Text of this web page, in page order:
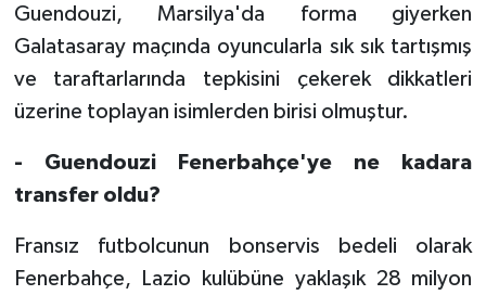
Guendouzi, Marsilya'da forma giyerken
Galatasaray maçında oyuncularla sık sık tartışmış
ve taraftarlarında tepkisini çekerek dikkatleri
üzerine toplayan isimlerden birisi olmuştur.
- Guendouzi Fenerbahçe'ye ne kadara
transfer oldu?
Fransız futbolcunun bonservis bedeli olarak
Fenerbahçe, Lazio kulübüne yaklaşık 28 milyon